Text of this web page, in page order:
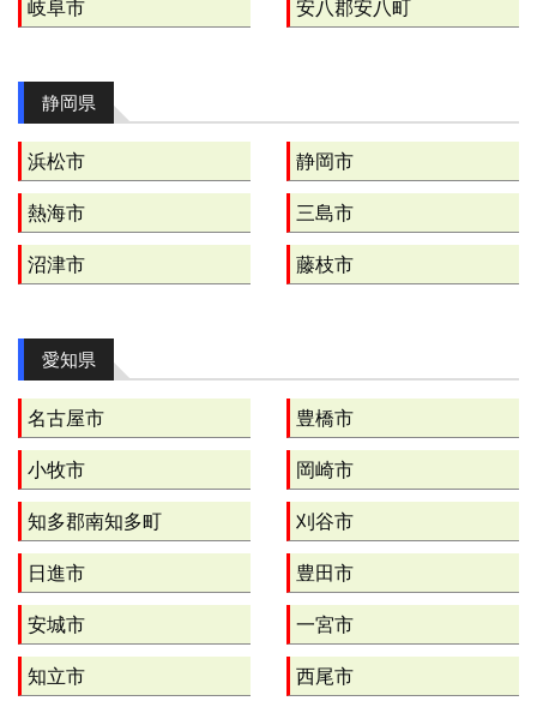
岐阜市 安八郡安八町
静岡県
浜松市 静岡市
熱海市 三島市
沼津市 藤枝市
愛知県
名古屋市 豊橋市
小牧市 岡崎市
知多郡南知多町 刈谷市
日進市 豊田市
安城市 一宮市
知立市 西尾市